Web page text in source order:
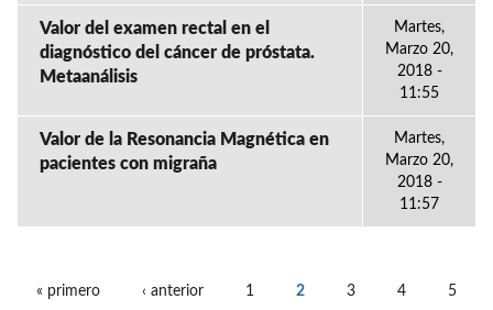
Valor del examen rectal en el
diagnóstico del cáncer de próstata.
Metaanálisis
Martes,
Marzo 20,
2018 -
11:55
Valor de la Resonancia Magnética en
pacientes con migraña
Martes,
Marzo 20,
2018 -
11:57
« primero ‹ anterior 1 2 3 4 5